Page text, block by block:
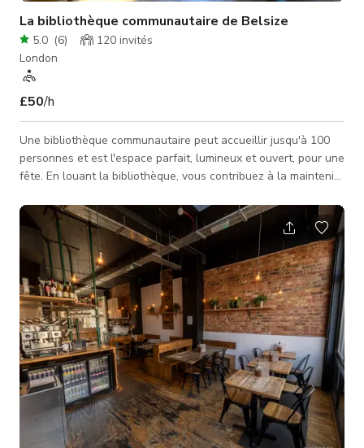
La bibliothèque communautaire de Belsize
5.0 (6) 120 invités
London
£50/h
Une bibliothèque communautaire peut accueillir jusqu'à 100
personnes et est l'espace parfait, lumineux et ouvert, pour une
fête. En louant la bibliothèque, vous contribuez à la maintenir